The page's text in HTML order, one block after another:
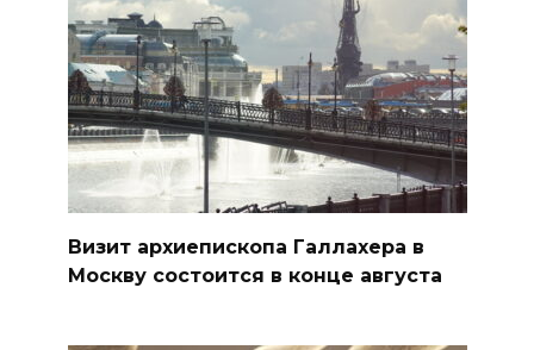
Визит архиепископа Галлахера в
Москву состоится в конце августа